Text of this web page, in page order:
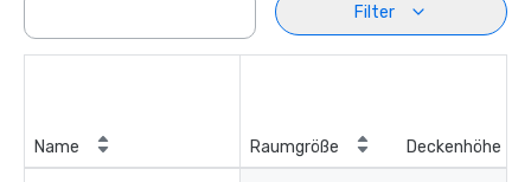
Filter
Name Raumgröße Deckenhöhe